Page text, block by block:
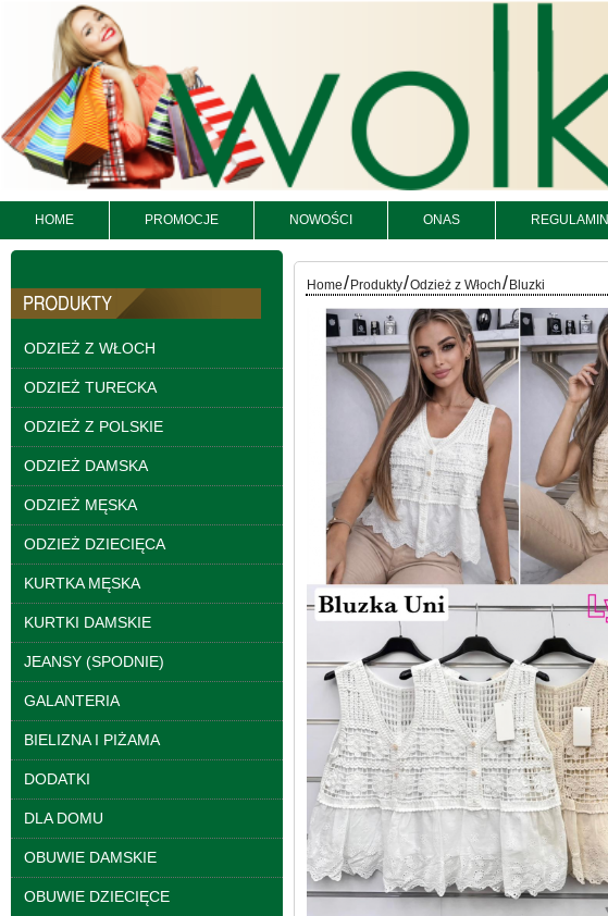
HOME PROMOCJE NOWOŚCI ONAS REGULAMIN
ODZIEŻ Z WŁOCH
ODZIEŻ TURECKA
ODZIEŻ Z POLSKIE
ODZIEŻ DAMSKA
ODZIEŻ MĘSKA
ODZIEŻ DZIECIĘCA
KURTKA MĘSKA
KURTKI DAMSKIE
JEANSY (SPODNIE)
GALANTERIA
BIELIZNA I PIŻAMA
DODATKI
DLA DOMU
OBUWIE DAMSKIE
OBUWIE DZIECIĘCE
Bluzy damskie Roz L-
10 szt
szczegóły
Bluzy damskie Roz L-
3XL. 1 kolor. Paczka
39.00 zł
szczegóły
Home/ Produkty/Odzież z Włoch/ Bluzki